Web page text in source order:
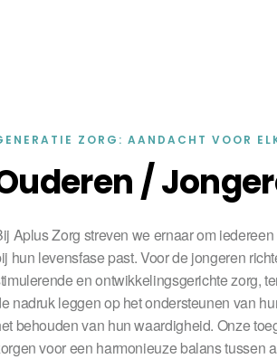
ZORG: AANDACHT VOOR
/­
Aplus Zorg streven we ernaar om
hun levensfase past. Voor de jongeren
en ontwikkelingsgerichte zorg,
nadruk leggen op het ondersteunen van
behouden van hun waardigheid. Onze
voor een harmonieuze balans tussen